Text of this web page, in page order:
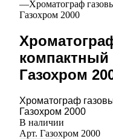
—Хроматограф
Газохром 2000
компактный
Газохром
Хроматограф
Газохром 2000
В наличии
Арт. Газохром 2000